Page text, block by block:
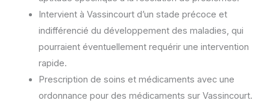
Intervient à Vassincourt d’un stade précoce et
indifférencié du développement des maladies, qui
pourraient éventuellement requérir une intervention
rapide.
Prescription de soins et médicaments avec une
ordonnance pour des médicaments sur Vassincourt.